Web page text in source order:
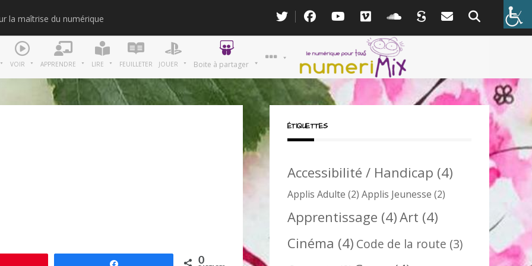
la maîtrise du numérique
VOIR APPRENDRE LIRE FEUILLETER JOUER Boite à partager
0
ÉTIQUETTES
Accessibilité / Handicap (4)
Applis Adulte (2) Applis Jeunesse (2)
Apprentissage (4)Art (4)
Cinéma (4) Code de la route (3)